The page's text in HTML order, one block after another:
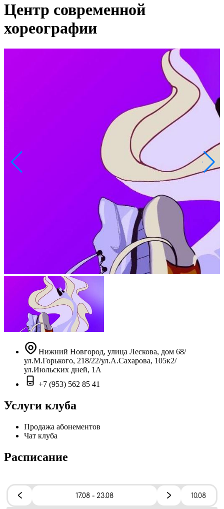
Центр современной
хореографии
Нижний Новгород, улица Лескова, дом 68/
ул.М.Горького, 218/22/ул.А.Сахарова, 105к2/
ул.Июльских дней, 1А
+7 (953) 562 85 41
Услуги клуба
Продажа абонементов
Чат клуба
Расписание